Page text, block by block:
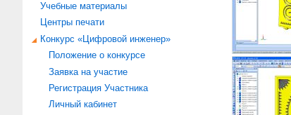
Учебные материалы
Центры печати
Конкурс «Цифровой инженер»
Положение о конкурсе
Заявка на участие
Регистрация Участника
Личный кабинет